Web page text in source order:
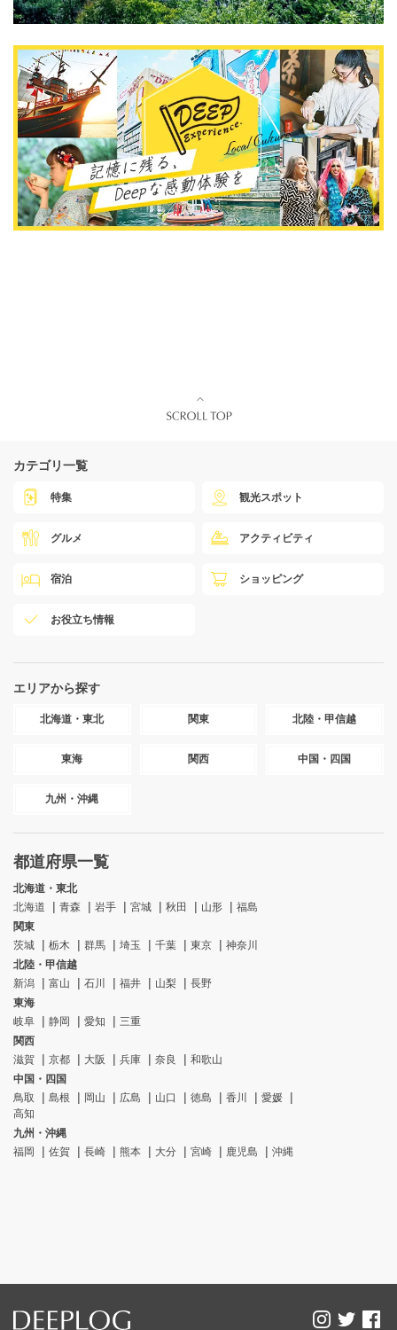
カテゴリ一覧
特集 観光スポット
グルメ アクティビティ
宿泊 ショッピング
お役立ち情報
エリアから探す
北海道・東北 関東 北陸・甲信越
東海 関西 中国・四国
九州・沖縄
都道府県一覧
北海道・東北
北海道
青森 岩手 宮城 秋田 山形
福島
関東
茨城
栃木 群馬 埼玉 千葉 東京
神奈川
北陸・甲信越
新潟
富山 石川 福井 山梨
長野
東海
岐阜
静岡 愛知
三重
関西
滋賀
京都 大阪 兵庫 奈良
和歌山
中国・四国
鳥取
島根 岡山 広島 山口 徳島 香川
愛媛
高知
九州・沖縄
福岡
佐賀 長崎 熊本 大分 宮崎 鹿児島 沖縄